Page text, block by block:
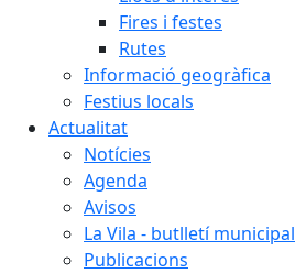
Fires i festes
Rutes
Informació geogràfica
Festius locals
Actualitat
Notícies
Agenda
Avisos
La Vila - butlletí municipal
Publicacions